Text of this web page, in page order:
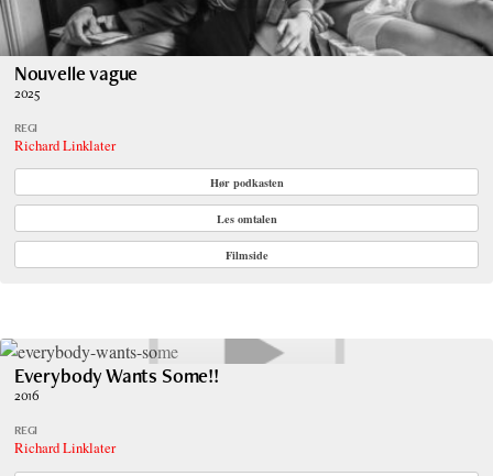
Nouvelle vague
2025
REGI
Richard Linklater
Hør podkasten
Les omtalen
Filmside
Everybody Wants Some!!
2016
REGI
Richard Linklater